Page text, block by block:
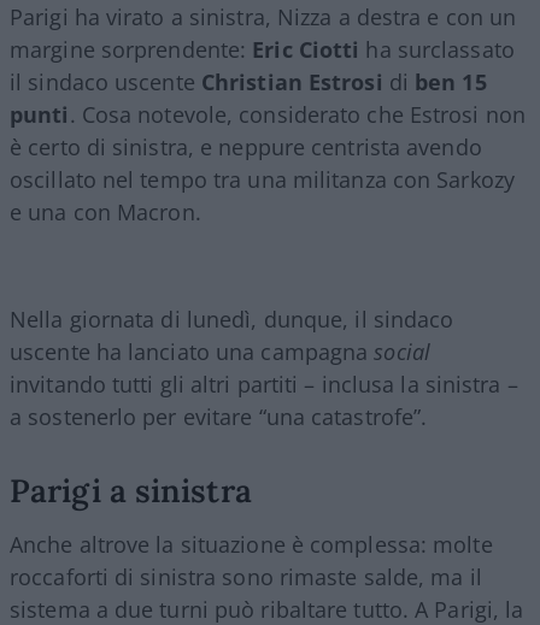
Parigi ha virato a sinistra, Nizza a destra e con un
margine sorprendente: Eric Ciotti ha surclassato
il sindaco uscente Christian Estrosi di ben 15
punti. Cosa notevole, considerato che Estrosi non
è certo di sinistra, e neppure centrista avendo
oscillato nel tempo tra una militanza con Sarkozy
e una con Macron.
Nella giornata di lunedì, dunque, il sindaco
uscente ha lanciato una campagnasocial
invitando tutti gli altri partiti – inclusa la sinistra –
a sostenerlo per evitare “una catastrofe”.
Parigi a sinistra
Anche altrove la situazione è complessa: molte
roccaforti di sinistra sono rimaste salde, ma il
sistema a due turni può ribaltare tutto. A Parigi, la